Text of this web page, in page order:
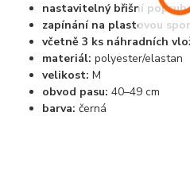
nastavitelný břišní popruh
zapínání na plastovou
včetně 3 ks náhradních
materiál: polyester/elastan
velikost:M
obvod pasu:40–49 cm
barva: černá